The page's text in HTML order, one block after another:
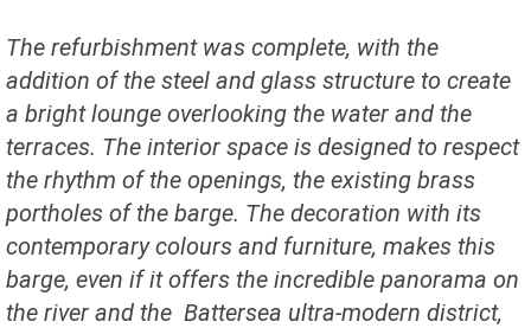
The refurbishment was complete, with the
addition of the steel and glass structure to create
a bright lounge overlooking the water and the
terraces. The interior space is designed to respect
the rhythm of the openings, the existing brass
portholes of the barge. The decoration with its
contemporary colours and furniture, makes this
barge, even if it offers the incredible panorama on
the river and the Battersea ultra-modern district,